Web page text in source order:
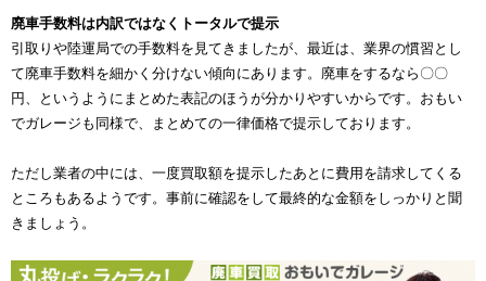
廃車手数料は内訳ではなくトータルで提示
引取りや陸運局での手数料を見てきましたが、最近は、業界の慣習とし
て廃車手数料を細かく分けない傾向にあります。廃車をするなら〇〇
円、というようにまとめた表記のほうが分かりやすいからです。おもい
でガレージも同様で、まとめての一律価格で提示しております。
ただし業者の中には、一度買取額を提示したあとに費用を請求してくる
ところもあるようです。事前に確認をして最終的な金額をしっかりと聞
きましょう。